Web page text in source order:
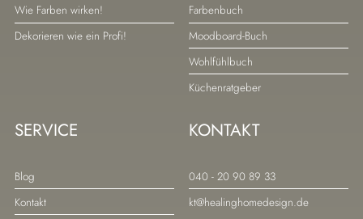
Wie Farben wirken!
Dekorieren wie ein Profi!
Farbenbuch
Moodboard-Buch
Wohlfühlbuch
Küchenratgeber
SERVICE
Navigation
überspringen
Blog
Kontakt
KONTAKT
Navigation
überspringen
040 - 20 90 89 33
kt@healinghomedesign.de